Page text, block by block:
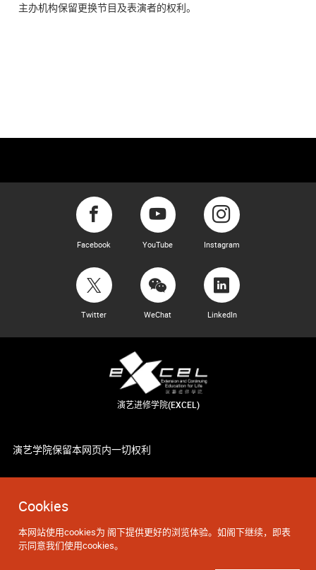
Cookies
本网站使用cookies为 阁下提供更好的浏览体验。如阁下继续，即表
示同意我们使用cookies。
主办机构保留更换节目及表演者的权利。
Facebook YouTube Instagram
Twitter WeChat LinkedIn
演艺进修学院(EXCEL)
演艺学院保留本网页内一切权利